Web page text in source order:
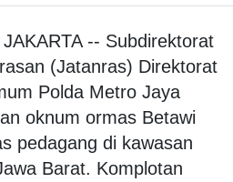
-- Subdirektorat
(Jatanras) Direktorat
Polda Metro Jaya
oknum ormas Betawi
pedagang di kawasan
Barat. Komplotan